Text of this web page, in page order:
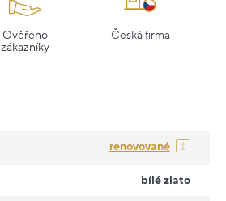
Ověřeno
zákazníky
Česká firma
renovované
bílé zlato